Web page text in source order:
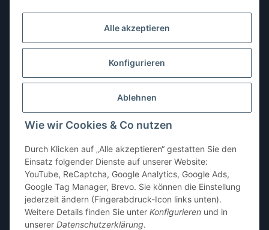
Alle akzeptieren
Konfigurieren
Ablehnen
Wie wir Cookies & Co nutzen
Durch Klicken auf „Alle akzeptieren“ gestatten Sie den
Einsatz folgender Dienste auf unserer Website:
YouTube, ReCaptcha, Google Analytics, Google Ads,
Google Tag Manager, Brevo. Sie können die Einstellung
jederzeit ändern (Fingerabdruck-Icon links unten).
Weitere Details finden Sie unter Konfigurieren und in
unserer Datenschutzerklärung.
Dienstag:10:00–13:00, 14:00–16:00 Uhr
10:00–13:00 Uhr
Freitag:10:00–13:00, 14:00–18:00 Uhr
Sonntag: geschlossen